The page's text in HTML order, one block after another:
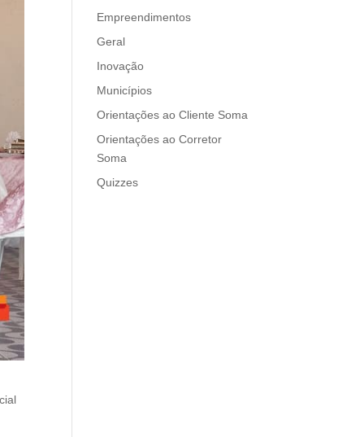
Empreendimentos
Geral
Inovação
Municípios
Orientações ao Cliente Soma
Orientações ao Corretor
Soma
Quizzes